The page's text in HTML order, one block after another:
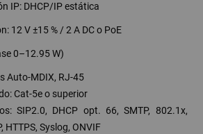
IP: DHCP/IP estática
12 V ±15 % / 2 A DC o PoE
0–12.95 W)
Auto-MDIX, RJ-45
Cat-5e o superior
SIP2.0, DHCP opt. 66, SMTP, 802.1x,
HTTPS, Syslog, ONVIF